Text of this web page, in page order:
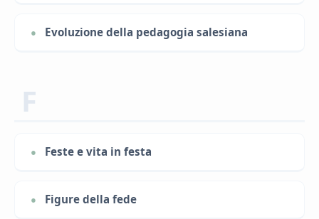
Evoluzione della pedagogia salesiana
F
Feste e vita in festa
Figure della fede